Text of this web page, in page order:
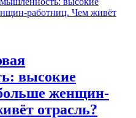
высокие
женщин-
отрасль?